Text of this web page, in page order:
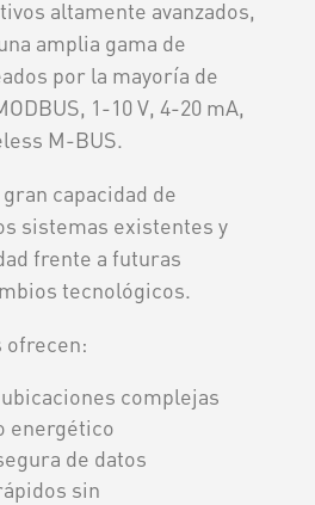
altamente avanzados,
amplia gama de
por la mayoría de
1-10 V, 4-20 mA,
M-BUS.
capacidad de
sistemas existentes y
frente a futuras
tecnológicos.
ofrecen:
complejas
energético
de datos
sin